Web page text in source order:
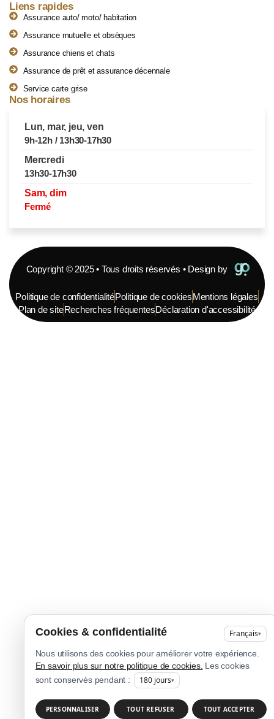
Liens rapides
Assurance auto/ moto/ habitation
Assurance mutuelle et obsèques
Assurance chiens et chats
Assurance de prêt et assurance décennale
Service carte grise
Nos horaires
Lun, mar, jeu, ven
9h-12h / 13h30-17h30
Mercredi
13h30-17h30
Sam, dim
Fermé
Copyright © 2025 • Tous droits réservés • Design by
Politique de confidentialitéPolitique de cookiesMentions légales
Plan de siteRecherches fréquentesDéclaration d'accessibilité
Cookies & confidentialité Français▾
Nous utilisons des cookies pour améliorer votre expérience.
En savoir plus sur notre politique de cookies. Les cookies
sont conservés pendant :
180 jours▾
PERSONNALISER TOUT REFUSER TOUT ACCEPTER